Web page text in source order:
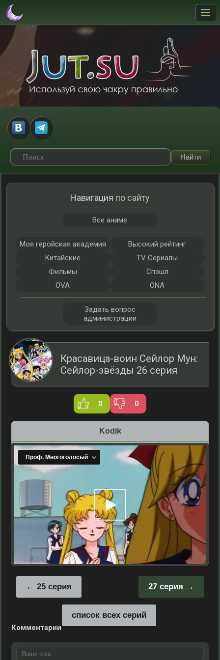
Красавица-воин Сейлор Мун:
Сейлор-звёзды 26 серия
0 0
Kodik
27 серия
25 серия
список всех серий
Комментарии
Навигация по сайту
Все аниме
Моя геройская академия
Высокий рейтинг
Китайские
TV Сериалы
Фильмы
Спэшл
OVA
ONA
Задать вопрос
администрации